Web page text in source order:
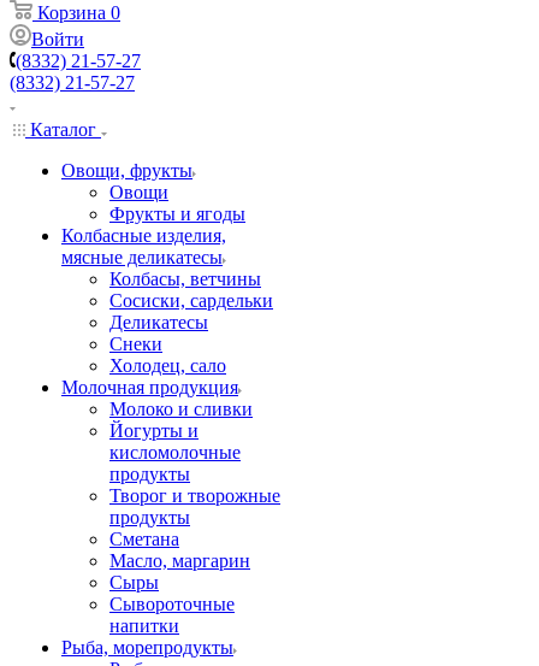
Корзина 0
Войти
(8332) 21-57-27
(8332) 21-57-27
Каталог
Овощи, фрукты
Овощи
Фрукты и ягоды
Колбасные изделия,
мясные деликатесы
Колбасы, ветчины
Сосиски, сардельки
Деликатесы
Снеки
Холодец, сало
Молочная продукция
Молоко и сливки
Йогурты и
кисломолочные
продукты
Творог и творожные
продукты
Сметана
Масло, маргарин
Сыры
Сывороточные
напитки
Рыба, морепродукты